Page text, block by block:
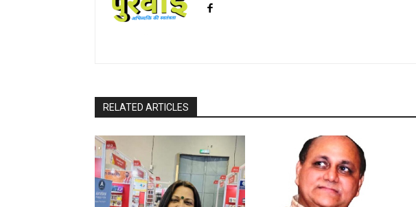
RELATED ARTICLES